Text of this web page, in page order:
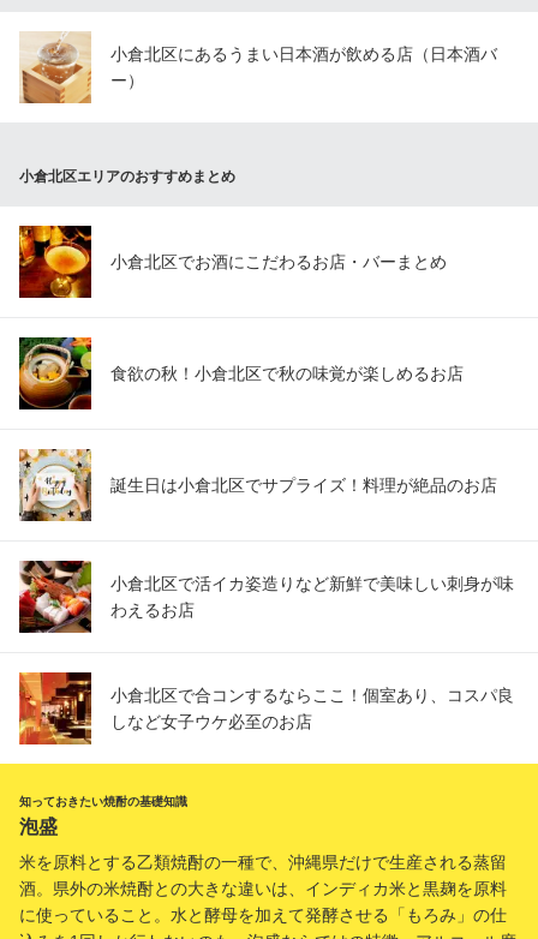
小倉北区にあるうまい日本酒が飲める店（日本酒バ
ー）
小倉北区エリアのおすすめまとめ
小倉北区でお酒にこだわるお店・バーまとめ
食欲の秋！小倉北区で秋の味覚が楽しめるお店
誕生日は小倉北区でサプライズ！料理が絶品のお店
小倉北区で活イカ姿造りなど新鮮で美味しい刺身が味
わえるお店
小倉北区で合コンするならここ！個室あり、コスパ良
しなど女子ウケ必至のお店
知っておきたい焼酎の基礎知識
泡盛
米を原料とする乙類焼酎の一種で、沖縄県だけで生産される蒸留
酒。県外の米焼酎との大きな違いは、インディカ米と黒麹を原料
に使っていること。水と酵母を加えて発酵させる「もろみ」の仕